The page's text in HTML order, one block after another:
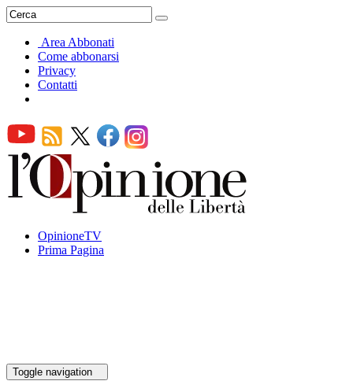
Area Abbonati
Come abbonarsi
Privacy
Contatti
OpinioneTV
Prima Pagina
Toggle navigation